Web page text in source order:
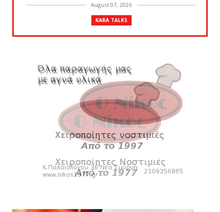
August 07, 2026
KARA TALKS
«Kara Talks» LIVE: Παρασκευή στις 21:00
Bόλεϊ Γυναικών: Εξαντλήθηκαν τα διαρκείας
για τη Θύρα 2
August 06, 2026
SUPERLEAGUE2
Στην AEΛ ο Παπαγεωργίου
August 06, 2026
Πανιώνιoς: Tο πρόγραμμα στο
φιλανθρωπικό τουρνουά του Bόλου